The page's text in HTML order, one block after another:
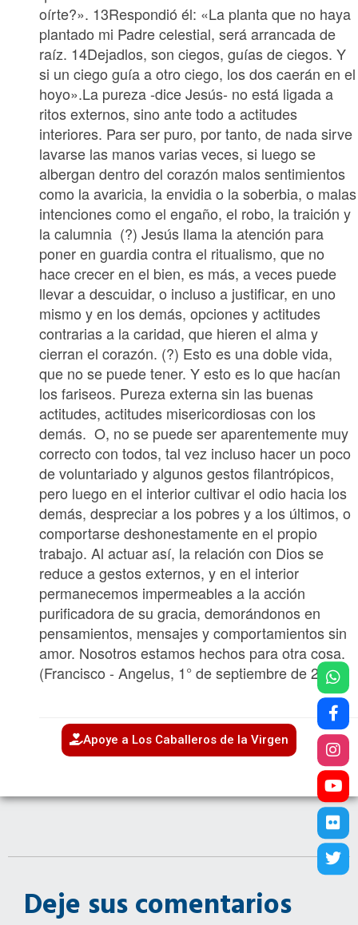
oírte?». 13Respondió él: «La planta que no haya
plantado mi Padre celestial, será arrancada de
raíz. 14Dejadlos, son ciegos, guías de ciegos. Y
si un ciego guía a otro ciego, los dos caerán en el
hoyo».La pureza -dice Jesús- no está ligada a
ritos externos, sino ante todo a actitudes
interiores. Para ser puro, por tanto, de nada sirve
lavarse las manos varias veces, si luego se
albergan dentro del corazón malos sentimientos
como la avaricia, la envidia o la soberbia, o malas
intenciones como el engaño, el robo, la traición y
la calumnia (?) Jesús llama la atención para
poner en guardia contra el ritualismo, que no
hace crecer en el bien, es más, a veces puede
llevar a descuidar, o incluso a justificar, en uno
mismo y en los demás, opciones y actitudes
contrarias a la caridad, que hieren el alma y
cierran el corazón. (?) Esto es una doble vida,
que no se puede tener. Y esto es lo que hacían
los fariseos. Pureza externa sin las buenas
actitudes, actitudes misericordiosas con los
demás. O, no se puede ser aparentemente muy
correcto con todos, tal vez incluso hacer un poco
de voluntariado y algunos gestos filantrópicos,
pero luego en el interior cultivar el odio hacia los
demás, despreciar a los pobres y a los últimos, o
comportarse deshonestamente en el propio
trabajo. Al actuar así, la relación con Dios se
reduce a gestos externos, y en el interior
permanecemos impermeables a la acción
purificadora de su gracia, demorándonos en
pensamientos, mensajes y comportamientos sin
amor. Nosotros estamos hechos para otra cosa.
(Francisco - Angelus, 1° de septiembre de 2024)
Apoye a Los Caballeros de la Virgen
Deje sus comentarios